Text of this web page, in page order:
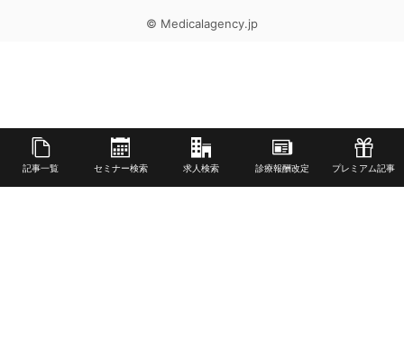
記事一覧 セミナー検索 求人検索 診療報酬改定 プレミアム記事
© Medicalagency.jp